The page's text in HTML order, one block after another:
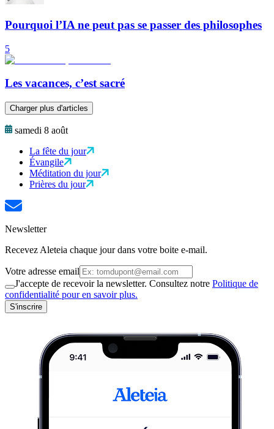
Pourquoi l’IA ne peut pas se passer des philosophes
5
Les vacances, c’est sacré
Charger plus d'articles
samedi 8 août
La fête du jour
Évangile
Méditation du jour
Prières du jour
Newsletter
Recevez Aleteia chaque jour dans votre boite e-mail.
Votre adresse email
J'accepte de recevoir la newsletter. Consultez notre Politique de
confidentialité pour en savoir plus.
S'inscrire